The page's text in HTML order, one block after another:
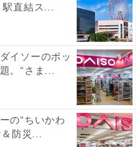
直結ス...
イソーのポッ
。“さま...
の“ちいかわ
防災...